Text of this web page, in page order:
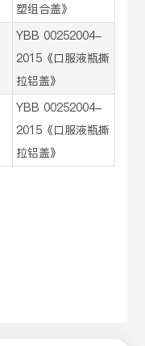
塑组合盖》
YBB 00252004-
2015《口服液瓶撕
拉铝盖》
YBB 00252004-
2015《口服液瓶撕
拉铝盖》